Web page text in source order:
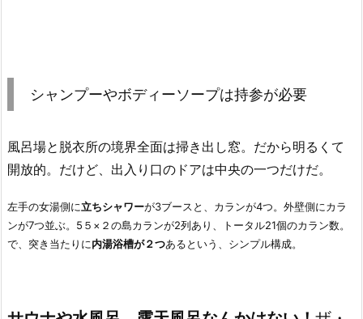
シャンプーやボディーソープは持参が必要
風呂場と脱衣所の境界全面は掃き出し窓。だから明るくて
開放的。だけど、出入り口のドアは中央の一つだけだ。
左手の女湯側に立ちシャワーが3ブースと、カランが4つ。外壁側にカラ
ンが7つ並ぶ。5５×２の島カランが2列あり、トータル21個のカラン数。
で、突き当たりに内湯浴槽が２つあるという、シンプル構成。